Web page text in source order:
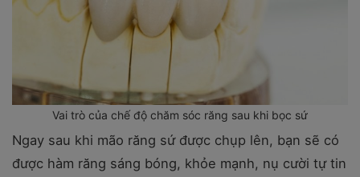
Vai trò của chế độ chăm sóc răng sau khi bọc sứ
Ngay sau khi mão răng sứ được chụp lên, bạn sẽ có
được hàm răng sáng bóng, khỏe mạnh, nụ cười tự tin